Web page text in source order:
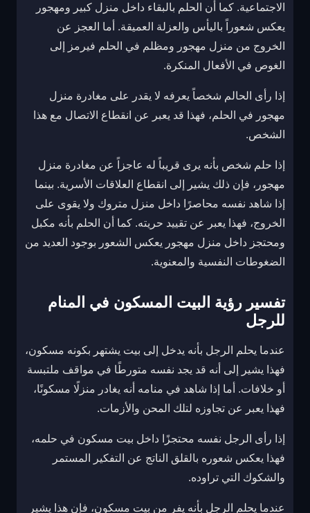
الاجتماعية. كما أن الحلم بالبقاء داخل منزل كبير ومهجور
يعكس شعوراً باليأس والعزلة العميقة. أما العجز عن
الخروج من منزل مهجور ومظلم في الحلم فيرمز إلى
الغوص في الأفعال المنكرة.
إذا رأى الحالم شخصاً يعرفه لا يقدر على مغادرة منزل
مهجور في الحلم، فهذا قد يعبر عن انقطاع الاتصال مع هذا
الشخص.
إذا حلم شخص بأنه يرى قريباً له عاجزاً عن مغادرة منزل
مهجور، فإن ذلك يشير إلى انقطاع العلاقات الأسرية. بينما
إذا شاهد نفسه محاصرًا داخل منزل متروك ولا يقوى على
الخروج، فهذا يعبر عن تقييد حريته. كما أن الحلم بأنه مكبل
ومحتجز داخل منزل مهجور يعكس الشعور بوجود العديد من
الضغوطات النفسية والمعنوية.
تفسير رؤية البيت المسكون في المنام
للرجل
عندما يحلم الرجل بأنه يدخل إلى بيت يشتهر بكونه مسكون،
فهذا يشير إلى أنه قد يجد نفسه متورطًا في مواقف ملتبسة
أو خلافات. أما إذا شاهد في منامه أنه يغادر منزلًا مسكونًا،
فهذا يعبر عن تجاوزه لتلك المحن والأزمات.
إذا رأى الرجل نفسه محتجزًا داخل بيت مسكون في حلمه،
فهذا يعكس شعوره بالقلق الناتج عن التفكير المستمر
والشكوك التي تراوده.
عندما يحلم الرجل بأنه يفر من بيت مسكون، فإن هذا يشير